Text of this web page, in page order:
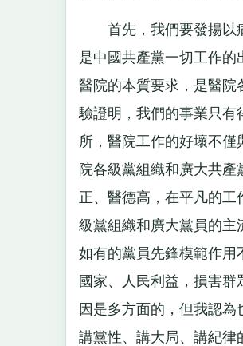
首先，我們要發揚以病
是中國共產黨一切工作
醫院的本質要求，是醫院
驗證明，我們的事業只有
所，醫院工作的好壞不
院各級黨組織和廣大共產
正、醫德高，在平凡的
級黨組織和廣大黨員的主
如有的黨員先鋒模範作用
國家、人民利益，損害
因是多方面的，但我認為
講黨性、講大局、講紀律